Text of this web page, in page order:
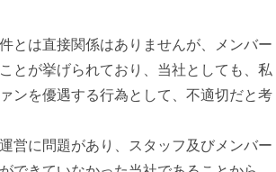
とは直接関係はありませんが、メンバー
とが挙げられており、当社としても、私
ンを優遇する行為として、不適切だと考
営に問題があり、スタッフ及びメンバー